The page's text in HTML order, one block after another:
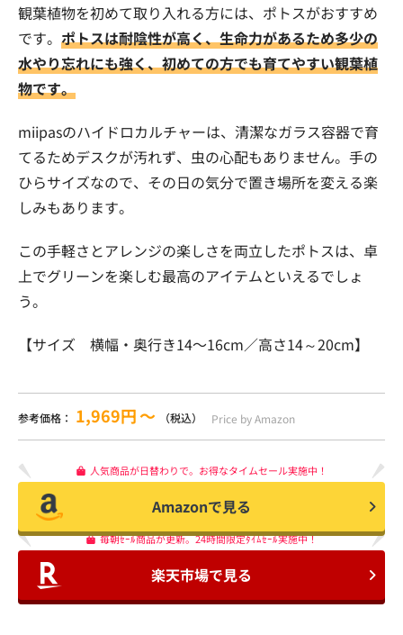
観葉植物を初めて取り入れる方には、ポトスがおすすめ
です。 ポトスは耐陰性が高く、生命力があるため多少の
水やり忘れにも強く、初めての方でも育てやすい観葉植
物です。
miipasのハイドロカルチャーは、清潔なガラス容器で育
てるためデスクが汚れず、虫の心配もありません。手の
ひらサイズなので、その日の気分で置き場所を変える楽
しみもあります。
この手軽さとアレンジの楽しさを両立したポトスは、卓
上でグリーンを楽しむ最高のアイテムといえるでしょ
う。
【サイズ 横幅・奥行き14〜16cm／高さ14～20cm】
参考価格： 1,969円〜 （税込） Price by Amazon
人気商品が日替わりで。お得なタイムセール実施中！
Amazonで見る
毎朝ｾｰﾙ商品が更新。24時間限定ﾀｲﾑｾｰﾙ実施中！
楽天市場で見る